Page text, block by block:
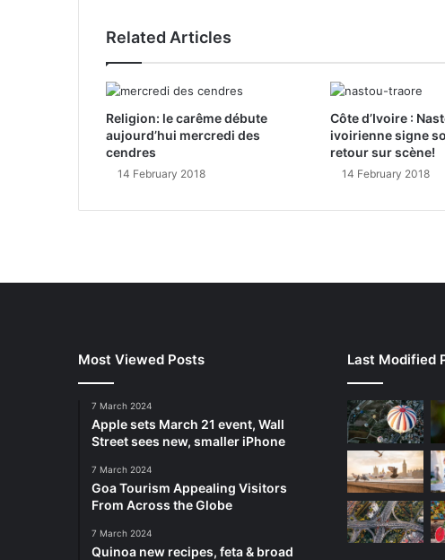
Related Articles
Religion: le carême débute
aujourd’hui mercredi des
cendres
14 February 2018
Côte d’Ivoire :
ivoirienne signe
retour sur scène!
14 February 2018
Most Viewed Posts
7 March 2024
Apple sets March 21 event, Wall
Street sees new, smaller iPhone
7 March 2024
Goa Tourism Appealing Visitors
From Across the Globe
7 March 2024
Quinoa new recipes, feta & broad
Last Modified